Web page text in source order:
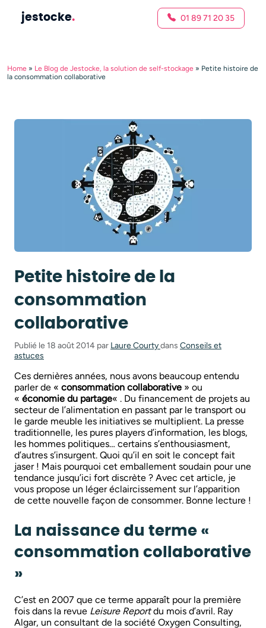
jestocke. 01 89 71 20 35
Home » Le Blog de Jestocke, la solution de self-stockage » Petite histoire de
la consommation collaborative
Petite histoire de la
consommation
collaborative
Publié le 18 août 2014 par Laure Courtydans Conseils et
astuces
Ces dernières années, nous avons beaucoup entendu
parler de « consommation collaborative » ou
« économie du partage« . Du financement de projets au
secteur de l’alimentation en passant par le transport ou
le garde meuble les initiatives se multiplient. La presse
traditionnelle, les pures players d’information, les blogs,
les hommes politiques… certains s’enthousiasment,
d’autres s’insurgent. Quoi qu’il en soit le concept fait
jaser ! Mais pourquoi cet emballement soudain pour une
tendance jusqu’ici fort discrète ? Avec cet article, je
vous propose un léger éclaircissement sur l’apparition
de cette nouvelle façon de consommer. Bonne lecture !
La naissance du terme «
consommation collaborative
»
C’est en 2007 que ce terme apparaît pour la première
fois dans la revue Leisure Reportdu mois d’avril. Ray
Algar, un consultant de la société Oxygen Consulting,